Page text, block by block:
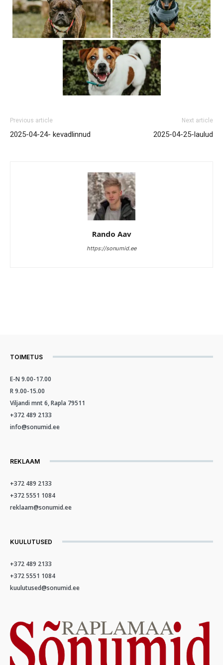
Previous article
2025-04-24- kevadlinnud
Next article
2025-04-25-laulud
Rando Aav
https://sonumid.ee
TOIMETUS
E-N 9.00-17.00
R 9.00-15.00
Viljandi mnt 6, Rapla 79511
+372 489 2133
info@sonumid.ee
REKLAAM
+372 489 2133
+372 5551 1084
reklaam@sonumid.ee
KUULUTUSED
+372 489 2133
+372 5551 1084
kuulutused@sonumid.ee